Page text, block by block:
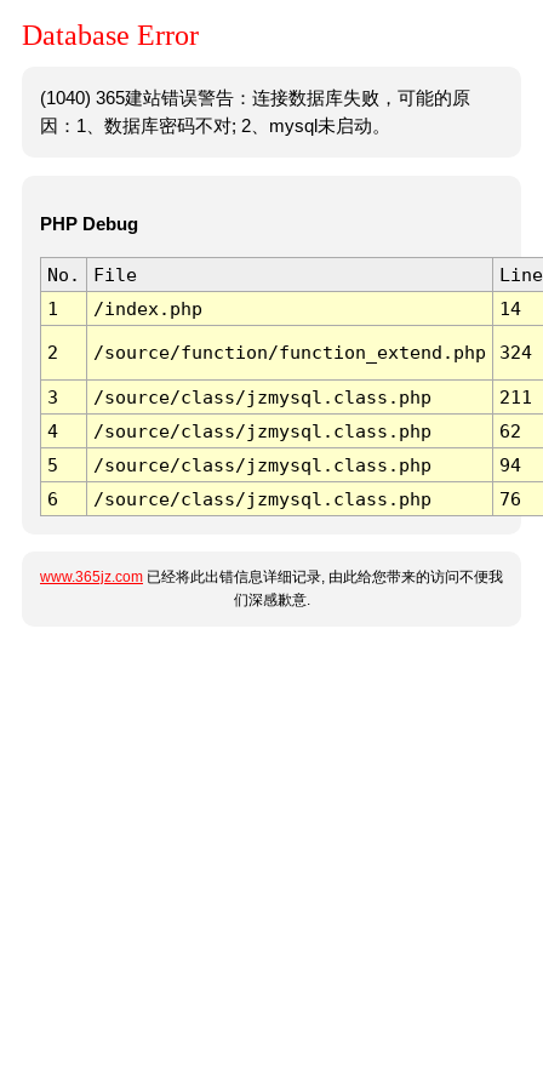
Database Error
(1040) 365建站错误警告：连接数据库失败，可能的原
因：1、数据库密码不对; 2、mysql未启动。
PHP Debug
No. File
Line
1
/index.php 14
2 /source/function/function_extend.php 324
3 /source/class/jzmysql.class.php
211
4
/source/class/jzmysql.class.php
62
5
/source/class/jzmysql.class.php
94
6
/source/class/jzmysql.class.php 76
www.365jz.com 已经将此出错信息详细记录, 由此给您带来的访问不便我
们深感歉意.